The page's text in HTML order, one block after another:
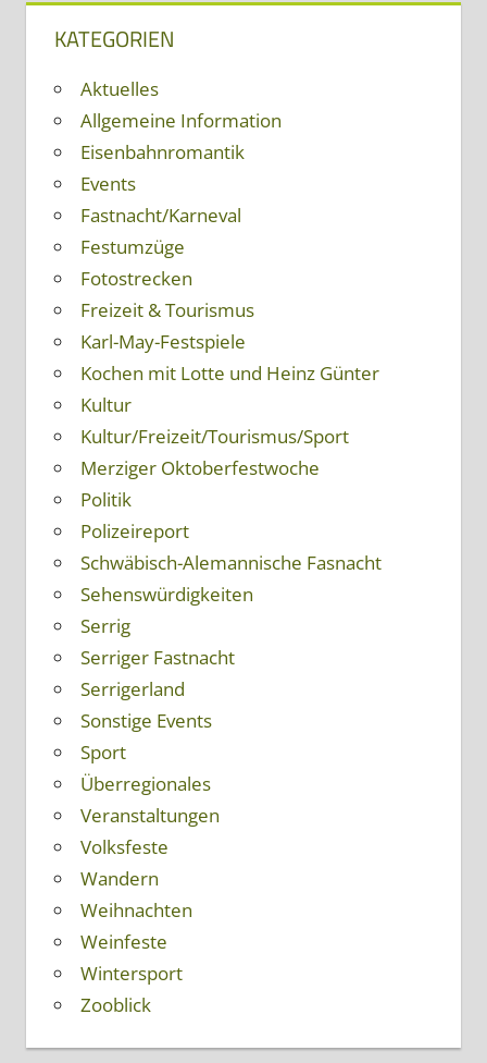
KATEGORIEN
Aktuelles
Allgemeine Information
Eisenbahnromantik
Events
Fastnacht/Karneval
Festumzüge
Fotostrecken
Freizeit & Tourismus
Karl-May-Festspiele
Kochen mit Lotte und Heinz Günter
Kultur
Kultur/Freizeit/Tourismus/Sport
Merziger Oktoberfestwoche
Politik
Polizeireport
Schwäbisch-Alemannische Fasnacht
Sehenswürdigkeiten
Serrig
Serriger Fastnacht
Serrigerland
Sonstige Events
Sport
Überregionales
Veranstaltungen
Volksfeste
Wandern
Weihnachten
Weinfeste
Wintersport
Zooblick